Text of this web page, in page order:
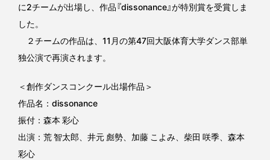
に2チームが出場し、作品『dissonance』が特別賞を受賞しま
した。
２チームの作品は、11月の第47回大阪体育大学ダンス部単
独公演で再演されます。
＜創作ダンスコンクール出場作品＞
作品名：dissonance
振付：森本 彩心
出演：荒 智太郎、井元 彪勢、加藤 こよみ、柴田 咲季、森本
彩心